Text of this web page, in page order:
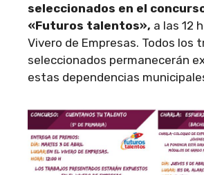
seleccionados en el
«Futuros talentos», a las 12
Vivero de Empresas. Todos los
seleccionados permanecerán
estas dependencias